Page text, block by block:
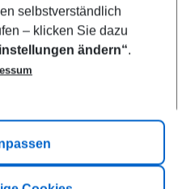
selbstverständlich
– klicken Sie dazu
ändern“.